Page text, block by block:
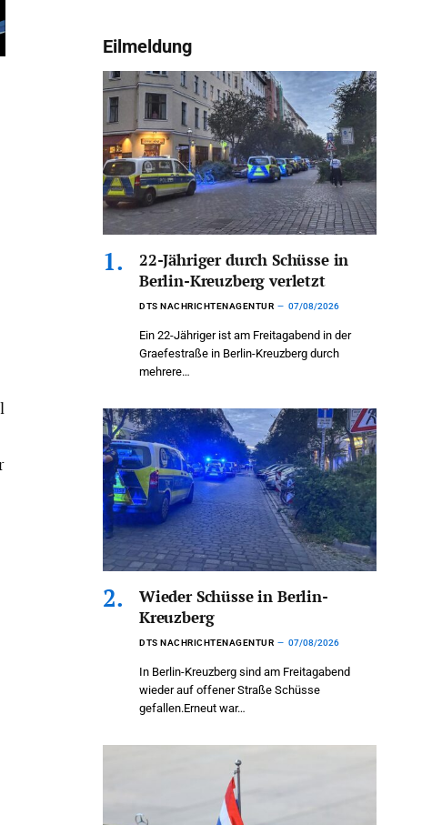
Eilmeldung
22-Jähriger durch Schüsse in
Berlin-Kreuzberg verletzt
DTS NACHRICHTENAGENTUR 07/08/2026
Ein 22-Jähriger ist am Freitagabend in der
Graefestraße in Berlin-Kreuzberg durch
mehrere…
Wieder Schüsse in Berlin-
Kreuzberg
DTS NACHRICHTENAGENTUR 07/08/2026
In Berlin-Kreuzberg sind am Freitagabend
wieder auf offener Straße Schüsse
gefallen.Erneut war…